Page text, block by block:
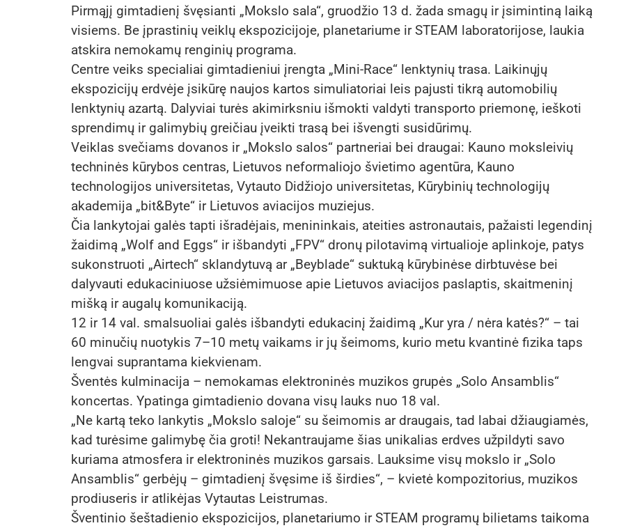
Pirmąjį gimtadienį švęsianti „Mokslo sala“, gruodžio 13 d. žada smagų ir įsimintiną laiką
visiems. Be įprastinių veiklų ekspozicijoje, planetariume ir STEAM laboratorijose, laukia
atskira nemokamų renginių programa.
Centre veiks specialiai gimtadieniui įrengta „Mini-Race“ lenktynių trasa. Laikinųjų
ekspozicijų erdvėje įsikūrę naujos kartos simuliatoriai leis pajusti tikrą automobilių
lenktynių azartą. Dalyviai turės akimirksniu išmokti valdyti transporto priemonę, ieškoti
sprendimų ir galimybių greičiau įveikti trasą bei išvengti susidūrimų.
Veiklas svečiams dovanos ir „Mokslo salos“ partneriai bei draugai: Kauno moksleivių
techninės kūrybos centras, Lietuvos neformaliojo švietimo agentūra, Kauno
technologijos universitetas, Vytauto Didžiojo universitetas, Kūrybinių technologijų
akademija „bit&Byte“ ir Lietuvos aviacijos muziejus.
Čia lankytojai galės tapti išradėjais, menininkais, ateities astronautais, pažaisti legendinį
žaidimą „Wolf and Eggs“ ir išbandyti „FPV“ dronų pilotavimą virtualioje aplinkoje, patys
sukonstruoti „Airtech“ sklandytuvą ar „Beyblade“ suktuką kūrybinėse dirbtuvėse bei
dalyvauti edukaciniuose užsiėmimuose apie Lietuvos aviacijos paslaptis, skaitmeninį
mišką ir augalų komunikaciją.
12 ir 14 val. smalsuoliai galės išbandyti edukacinį žaidimą „Kur yra / nėra katės?“ – tai
60 minučių nuotykis 7–10 metų vaikams ir jų šeimoms, kurio metu kvantinė fizika taps
lengvai suprantama kiekvienam.
Šventės kulminacija – nemokamas elektroninės muzikos grupės „Solo Ansamblis“
koncertas. Ypatinga gimtadienio dovana visų lauks nuo 18 val.
„Ne kartą teko lankytis „Mokslo saloje“ su šeimomis ar draugais, tad labai džiaugiamės,
kad turėsime galimybę čia groti! Nekantraujame šias unikalias erdves užpildyti savo
kuriama atmosfera ir elektroninės muzikos garsais. Lauksime visų mokslo ir „Solo
Ansamblis“ gerbėjų – gimtadienį švęsime iš širdies“, – kvietė kompozitorius, muzikos
prodiuseris ir atlikėjas Vytautas Leistrumas.
Šventinio šeštadienio ekspozicijos, planetariumo ir STEAM programų bilietams taikoma